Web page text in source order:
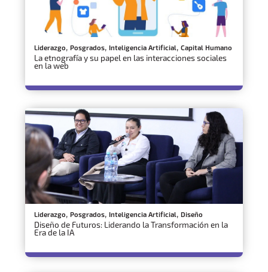
Liderazgo, Posgrados, Inteligencia Artificial, Capital Humano
La etnografía y su papel en las interacciones sociales
en la web
Liderazgo, Posgrados, Inteligencia Artificial, Diseño
Diseño de Futuros: Liderando la Transformación en la
Era de la IA